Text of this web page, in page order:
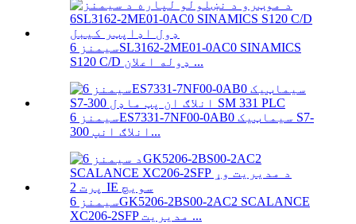
سیمنز 6SL3162-2ME01-0AC0 SINAMICS
S120 C/D ډوله اعلان ...
سیمنز 6ES7331-7NF00-0AB0 سیماټیک S7-
300 انلاګ انپ...
سیمنز 6GK5206-2BS00-2AC2 SCALANCE
XC206-2SFP مدیریت ...